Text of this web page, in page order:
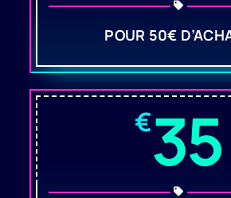
POUR 50€
€35